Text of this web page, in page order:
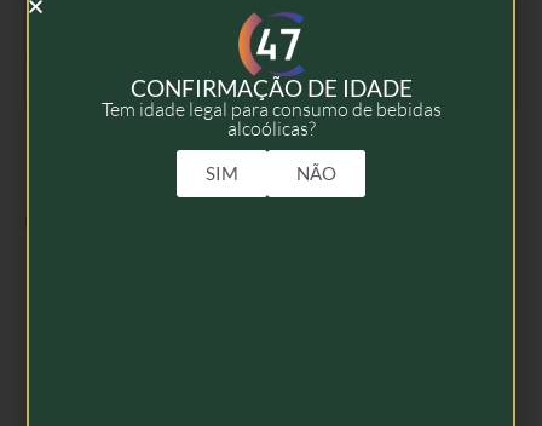
2019
75cl
CONFIRMAÇÃO DE IDADE
Tem idade legal para consumo de bebidas
alcoólicas?
SIM NÃO